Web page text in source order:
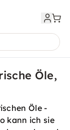
Öle,
Öle -
kann ich sie